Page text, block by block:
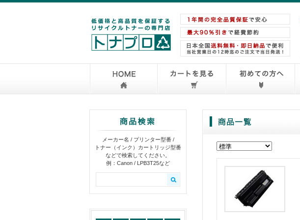
メーカー名 / プリンター型番 /
トナー（インク）カートリッジ型番
などで検索してください。
例：Canon / LPB3T25など